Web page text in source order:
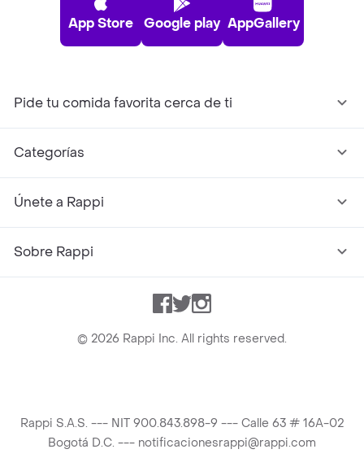
App Store Google play AppGallery
Pide tu comida favorita cerca de ti
Categorías
Únete a Rappi
Sobre Rappi
Facebook
TwitterInstagram
© 2026 Rappi Inc. All rights reserved.
Rappi S.A.S. --- NIT 900.843.898-9 --- Calle 63 # 16A-02
Bogotá D.C. --- notificacionesrappi@rappi.com